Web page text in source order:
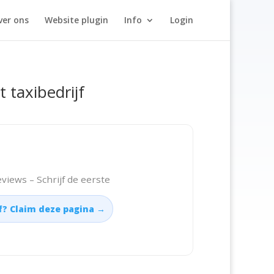
ons Website plugin Info Login
taxibedrijf
– Schrijf de eerste
Claim deze pagina →